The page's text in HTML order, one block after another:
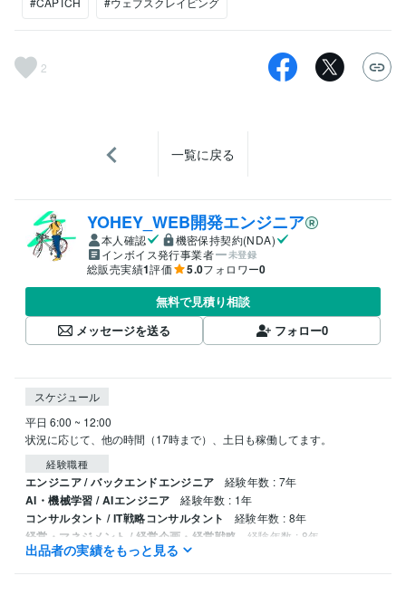
2
一覧に戻る
YOHEY_WEB開発エンジニア
本人確認
機密保持契約(NDA)
インボイス発行事業者
未登録
総販売実績1評価 5.0フォロワー0
無料で見積り相談
メッセージを送る
フォロー0
スケジュール
平日 6:00 ~ 12:00
状況に応じて、他の時間（17時まで）、土日も稼働してます。
経験職種
エンジニア / バックエンドエンジニア 経験年数 : 7年
AI・機械学習 / AIエンジニア 経験年数 : 1年
コンサルタント / IT戦略コンサルタント 経験年数 : 8年
経営・マネジメント / 経営企画・経営戦略 経験年数 : 8年
士業・専門職 / 公認会計士 経験年数 : 8年
出品者の実績をもっと見る